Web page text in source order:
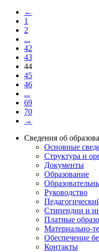
←
1
2
...
42
43
44
45
46
...
69
70
→
Сведения об
Основные
Структура и
Документы
Образование
Руководство
Стипендии и
Платные
Материально-
Обеспечение
Контакты